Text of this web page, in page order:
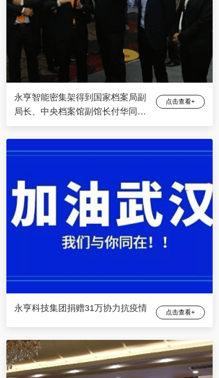
永亨智能密集架得到国家档案局副
局长、中央档案馆副馆长付华同志
认可
点击查看+
永亨科技集团捐赠31万协力抗疫情 点击查看+